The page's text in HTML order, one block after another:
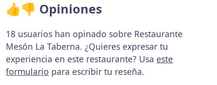
👍👎 Opiniones
18 usuarios han opinado sobre Restaurante
Mesón La Taberna. ¿Quieres expresar tu
experiencia en este restaurante? Usa este
formulario para escribir tu reseña.